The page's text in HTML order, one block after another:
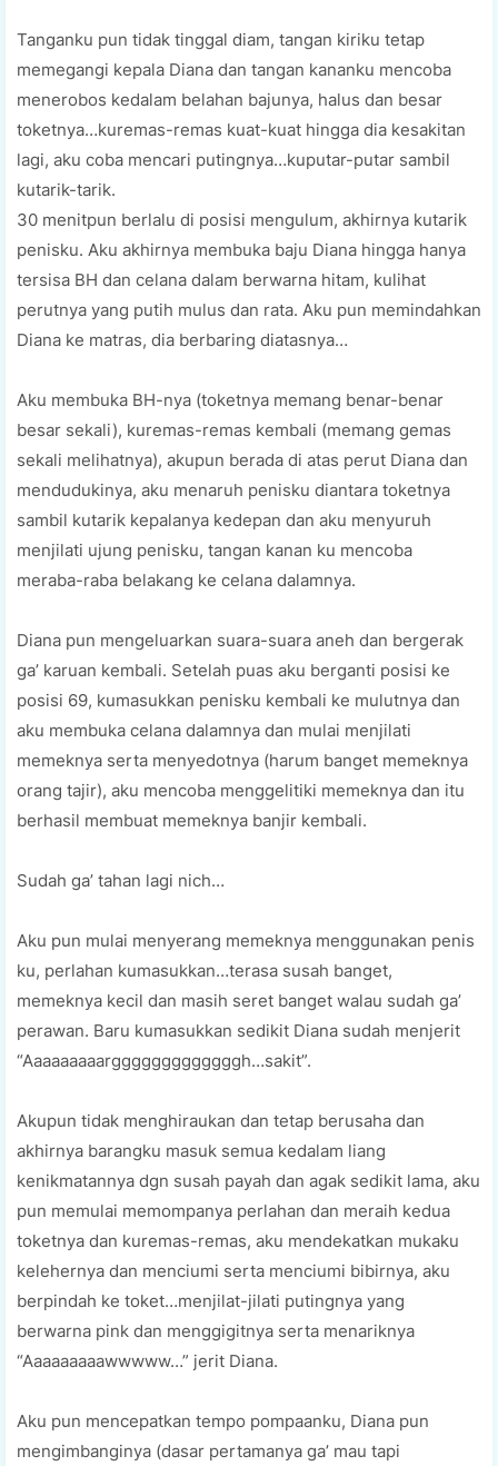
Tanganku pun tidak tinggal diam, tangan kiriku tetap
memegangi kepala Diana dan tangan kananku mencoba
menerobos kedalam belahan bajunya, halus dan besar
toketnya…kuremas-remas kuat-kuat hingga dia kesakitan
lagi, aku coba mencari putingnya…kuputar-putar sambil
kutarik-tarik.
30 menitpun berlalu di posisi mengulum, akhirnya kutarik
penisku. Aku akhirnya membuka baju Diana hingga hanya
tersisa BH dan celana dalam berwarna hitam, kulihat
perutnya yang putih mulus dan rata. Aku pun memindahkan
Diana ke matras, dia berbaring diatasnya…
Aku membuka BH-nya (toketnya memang benar-benar
besar sekali), kuremas-remas kembali (memang gemas
sekali melihatnya), akupun berada di atas perut Diana dan
mendudukinya, aku menaruh penisku diantara toketnya
sambil kutarik kepalanya kedepan dan aku menyuruh
menjilati ujung penisku, tangan kanan ku mencoba
meraba-raba belakang ke celana dalamnya.
Diana pun mengeluarkan suara-suara aneh dan bergerak
ga’ karuan kembali. Setelah puas aku berganti posisi ke
posisi 69, kumasukkan penisku kembali ke mulutnya dan
aku membuka celana dalamnya dan mulai menjilati
memeknya serta menyedotnya (harum banget memeknya
orang tajir), aku mencoba menggelitiki memeknya dan itu
berhasil membuat memeknya banjir kembali.
Sudah ga’ tahan lagi nich…
Aku pun mulai menyerang memeknya menggunakan penis
ku, perlahan kumasukkan…terasa susah banget,
memeknya kecil dan masih seret banget walau sudah ga’
perawan. Baru kumasukkan sedikit Diana sudah menjerit
“Aaaaaaaaargggggggggggggh…sakit”.
Akupun tidak menghiraukan dan tetap berusaha dan
akhirnya barangku masuk semua kedalam liang
kenikmatannya dgn susah payah dan agak sedikit lama, aku
pun memulai memompanya perlahan dan meraih kedua
toketnya dan kuremas-remas, aku mendekatkan mukaku
kelehernya dan menciumi serta menciumi bibirnya, aku
berpindah ke toket…menjilat-jilati putingnya yang
berwarna pink dan menggigitnya serta menariknya
“Aaaaaaaaawwwww…” jerit Diana.
Aku pun mencepatkan tempo pompaanku, Diana pun
mengimbanginya (dasar pertamanya ga’ mau tapi